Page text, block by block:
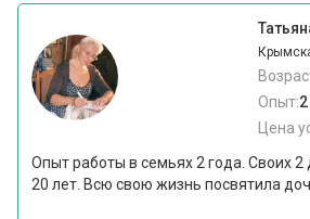
Опыт:
Цена
Опыт работы в семьях 2 года. Своих
20 лет. Всю свою жизнь посвятила